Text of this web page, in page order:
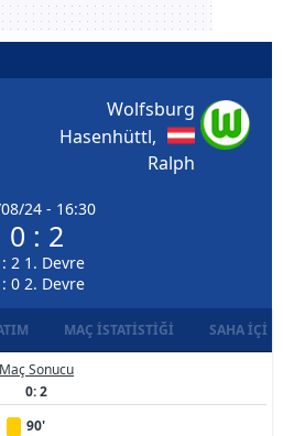
24 - 16:30
0 : 2
2 1. Devre
0 2. Devre
Wolfsburg
Hasenhüttl,
Ralph
MAÇ İSTATISTIĞI SAHA İÇI
Maç Sonucu
0: 2
90'